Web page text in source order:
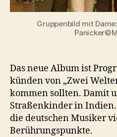
Gruppenbild mit
Das neue Album ist
künden von „Zwei
kommen sollten. Damit
Straßenkinder in
die deutschen Musiker
Berührungspunkte.